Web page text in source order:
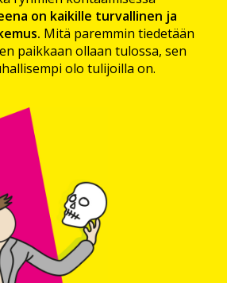
on kaikille turvallinen ja
Mitä paremmin tiedetään
paikkaan ollaan tulossa, sen
olo tulijoilla on.